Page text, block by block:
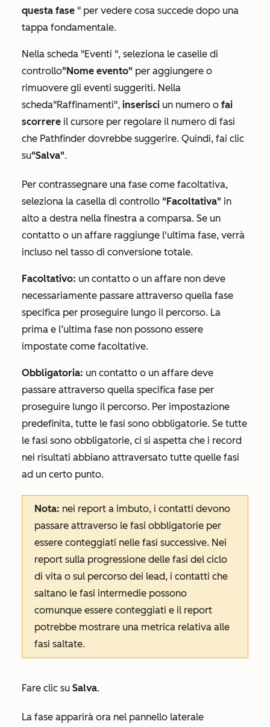
questa fase " per vedere cosa succede dopo una
tappa fondamentale.
Nella scheda "Eventi ", seleziona le caselle di
controllo"Nome evento" per aggiungere o
rimuovere gli eventi suggeriti. Nella
scheda"Raffinamenti", inserisci un numero o fai
scorrere il cursore per regolare il numero di fasi
che Pathfinder dovrebbe suggerire. Quindi, fai clic
su"Salva".
Per contrassegnare una fase come facoltativa,
seleziona la casella di controllo "Facoltativa" in
alto a destra nella finestra a comparsa. Se un
contatto o un affare raggiunge l'ultima fase, verrà
incluso nel tasso di conversione totale.
Facoltativo: un contatto o un affare non deve
necessariamente passare attraverso quella fase
specifica per proseguire lungo il percorso. La
prima e l’ultima fase non possono essere
impostate come facoltative.
Obbligatoria: un contatto o un affare deve
passare attraverso quella specifica fase per
proseguire lungo il percorso. Per impostazione
predefinita, tutte le fasi sono obbligatorie. Se tutte
le fasi sono obbligatorie, ci si aspetta che i record
nei risultati abbiano attraversato tutte quelle fasi
ad un certo punto.
Nota: nei report a imbuto, i contatti devono
passare attraverso le fasi obbligatorie per
essere conteggiati nelle fasi successive. Nei
report sulla progressione delle fasi del ciclo
di vita o sul percorso dei lead, i contatti che
saltano le fasi intermedie possono
comunque essere conteggiati e il report
potrebbe mostrare una metrica relativa alle
fasi saltate.
Fare clic su Salva.
La fase apparirà ora nel pannello laterale